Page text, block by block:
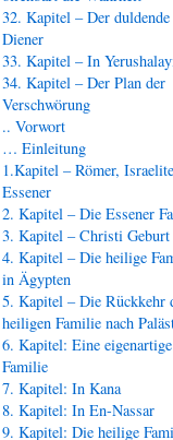
32. Kapitel – Der duldende
Diener
33. Kapitel – In
34. Kapitel – Der Plan der
Verschwörung
.. Vorwort
… Einleitung
1.Kapitel – Römer,
Essener
2. Kapitel – Die Essener
3. Kapitel – Christi Geburt
4. Kapitel – Die heilige
in Ägypten
5. Kapitel – Die Rückkehr
heiligen Familie nach
6. Kapitel: Eine eigenartige
Familie
7. Kapitel: In Kana
8. Kapitel: In En-Nassar
9. Kapitel: Die heilige